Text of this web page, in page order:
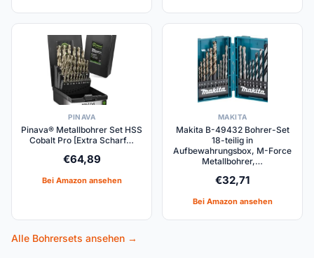
PINAVA
Pinava® Metallbohrer Set HSS
Cobalt Pro [Extra Scharf…
€64,89
Bei Amazon ansehen
MAKITA
Makita B-49432 Bohrer-Set
18-teilig in
Aufbewahrungsbox, M-Force
Metallbohrer,…
€32,71
Bei Amazon ansehen
Alle Bohrersets ansehen →